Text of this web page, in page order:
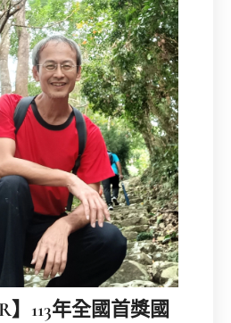
】113年全國首獎國